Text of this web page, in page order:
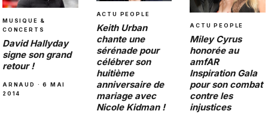
MUSIQUE &
CONCERTS
David Hallyday
signe son grand
retour !
ARNAUD · 6 MAI
2014
ACTU PEOPLE
Keith Urban
chante une
sérénade pour
célébrer son
huitième
anniversaire de
mariage avec
Nicole Kidman !
ACTU PEOPLE
Miley Cyrus
honorée au
amfAR
Inspiration Gala
pour son combat
contre les
injustices